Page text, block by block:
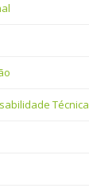
Técnica